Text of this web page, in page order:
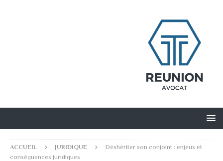
ACCUEIL JURIDIQUE
Déshériter son conjoint : enjeux et
conséquences juridiques